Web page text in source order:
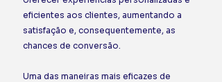
eficientes aos clientes, aumentando a
satisfação e, consequentemente, as
chances de conversão.
Uma das maneiras mais eficazes de